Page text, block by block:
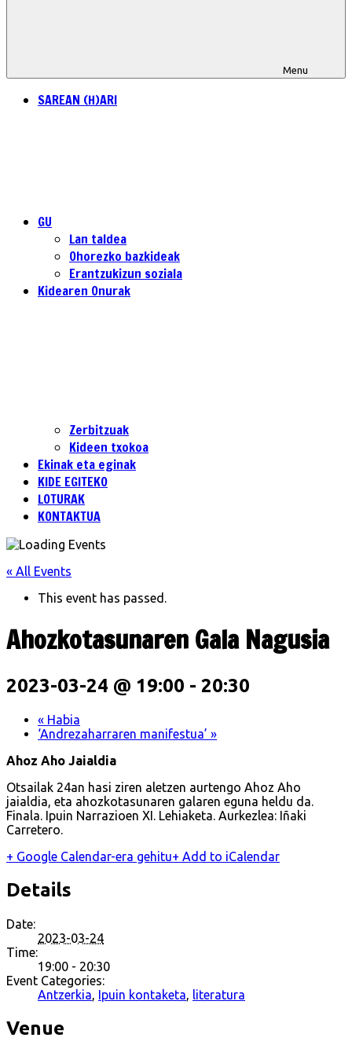
Menu
SAREAN (H)ARI
GU
Lan taldea
Ohorezko bazkideak
Erantzukizun soziala
Kidearen Onurak
Zerbitzuak
Kideen txokoa
Ekinak eta eginak
KIDE EGITEKO
LOTURAK
KONTAKTUA
« All Events
This event has passed.
Ahozkotasunaren Gala Nagusia
2023-03-24 @ 19:00 - 20:30
« Habia
‘Andrezaharraren manifestua’ »
Ahoz Aho Jaialdia
Otsailak 24an hasi ziren aletzen aurtengo Ahoz Aho
jaialdia, eta ahozkotasunaren galaren eguna heldu da.
Finala. Ipuin Narrazioen XI. Lehiaketa. Aurkezlea: Iñaki
Carretero.
+ Google Calendar-era gehitu+ Add to iCalendar
Details
Date:
2023-03-24
Time:
19:00 - 20:30
Event Categories:
Antzerkia Ipuin kontaketa literatura
Venue